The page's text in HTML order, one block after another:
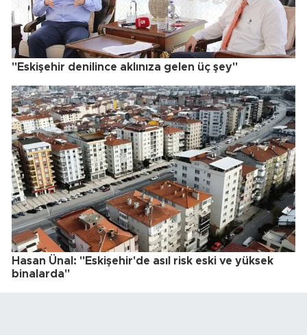
"Eskişehir denilince aklınıza gelen üç şey"
Hasan Ünal: "Eskişehir'de asıl risk eski ve yüksek
binalarda"